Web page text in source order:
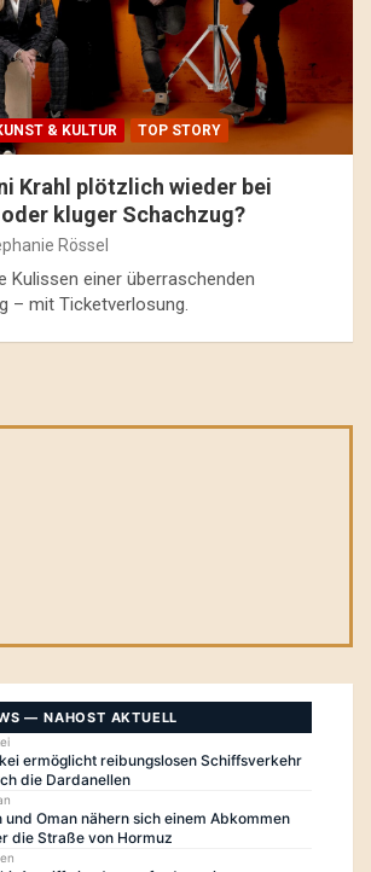
& KULTUR TOP STORY
Krahl plötzlich wieder bei
kluger Schachzug?
Rössel
Kulissen einer überraschenden
– mit Ticketverlosung.